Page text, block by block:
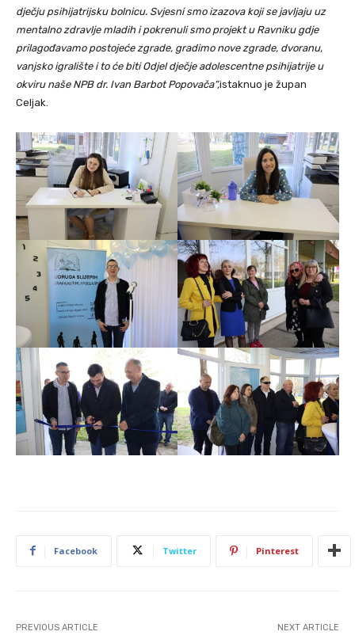
dječju psihijatrijsku bolnicu. Svjesni smo izazova koji se javljaju uz
mentalno zdravlje mladih i pokrenuli smo projekt u Ravniku gdje
prilagođavamo postojeće zgrade, gradimo nove zgrade, dvoranu,
vanjsko igralište i to će biti Odjel dječje adolescentne psihijatrije u
okviru naše NPB dr. Ivan Barbot Popovača“,istaknuo je župan
Celjak.
Facebook Twitter Pinterest
PREVIOUS ARTICLE NEXT ARTICLE